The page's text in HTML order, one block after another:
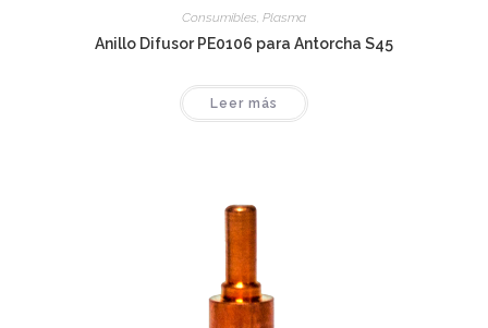
Consumibles Plasma
Anillo Difusor PE0106 para Antorcha S45
Leer más